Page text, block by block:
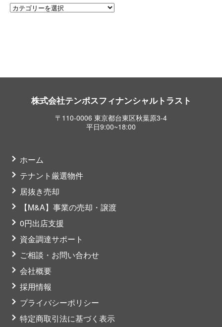
株式会社テンポスフィナンシャルトラスト
〒110-0006 東京都台東区秋葉原3-4
平日9:00~18:00
ホーム
テナント厳選物件
居抜き売却
【M&A】事業の売却・譲渡
0円出店支援
資金調達サポート
ご相談・お問い合わせ
会社概要
採用情報
プライバシーポリシー
特定商取引法に基づく表示